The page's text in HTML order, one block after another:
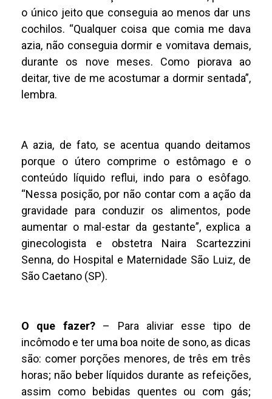
o único jeito que conseguia ao menos dar uns
cochilos. “Qualquer coisa que comia me dava
azia, não conseguia dormir e vomitava demais,
durante os nove meses. Como piorava ao
deitar, tive de me acostumar a dormir sentada”,
lembra.
A azia, de fato, se acentua quando deitamos
porque o útero comprime o estômago e o
conteúdo líquido reflui, indo para o esôfago.
“Nessa posição, por não contar com a ação da
gravidade para conduzir os alimentos, pode
aumentar o mal-estar da gestante”, explica a
ginecologista e obstetra Naira Scartezzini
Senna, do Hospital e Maternidade São Luiz, de
São Caetano (SP).
O que fazer?
– Para aliviar esse tipo de
incômodo e ter uma boa noite de sono, as dicas
são: comer porções menores, de três em três
horas; não beber líquidos durante as refeições,
assim como bebidas quentes ou com gás;